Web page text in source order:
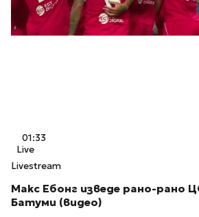
01:33
Live
Livestream
Макс Ебонг изведе рано-рано
Батуми (видео)